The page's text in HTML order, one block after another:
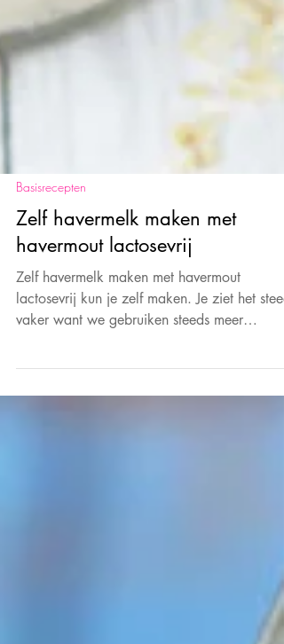
Basisrecepten
Zelf havermelk maken met
havermout lactosevrij
Zelf havermelk maken met havermout
lactosevrij kun je zelf maken. Je ziet het